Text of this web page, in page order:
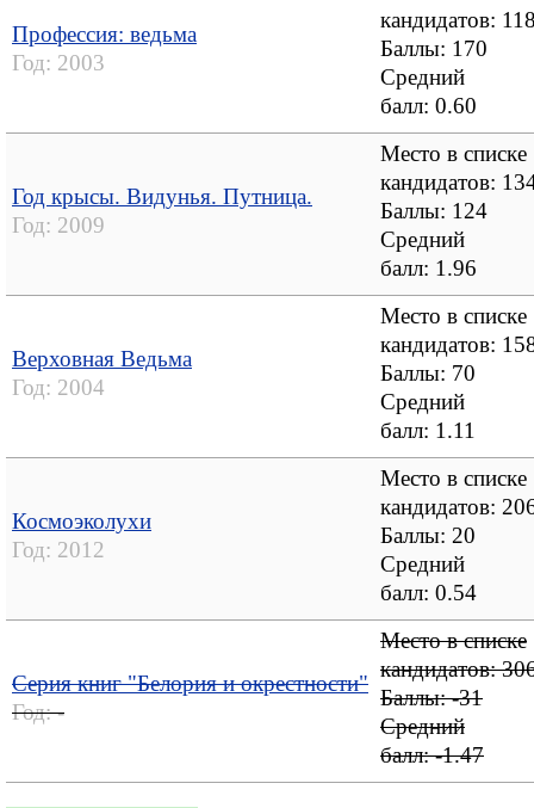
Профессия: ведьма
Год: 2003
кандидатов:
Баллы: 170
Средний
балл: 0.60
Год крысы. Видунья. Путница.
Год: 2009
Место в списке
кандидатов:
Баллы: 124
Средний
балл: 1.96
Верховная Ведьма
Год: 2004
Место в списке
кандидатов:
Баллы: 70
Средний
балл: 1.11
Космоэколухи
Год: 2012
Место в списке
кандидатов:
Баллы: 20
Средний
балл: 0.54
Серия книг "Белория и окрестности"
Год:-
Место в списке
кандидатов:
Баллы: -31
Средний
балл:-1.47